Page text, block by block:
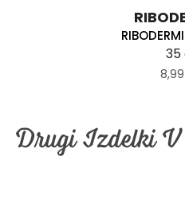
35
Drugi Izdelki